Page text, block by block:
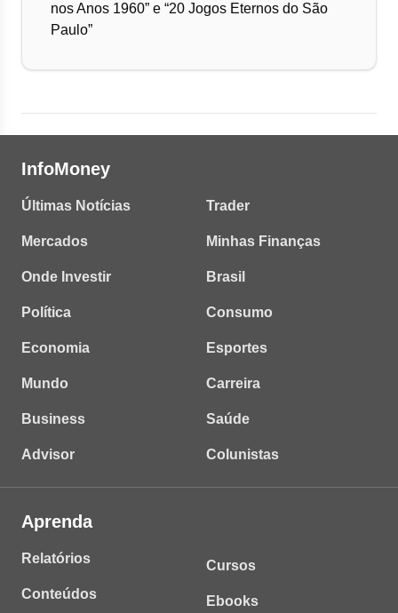
nos Anos 1960” e “20 Jogos Eternos do São
Paulo”
InfoMoney
Últimas Notícias
Mercados
Onde Investir
Política
Economia
Mundo
Business
Advisor
Trader
Minhas Finanças
Brasil
Consumo
Esportes
Carreira
Saúde
Colunistas
Aprenda
Relatórios
Conteúdos
Cursos
Ebooks